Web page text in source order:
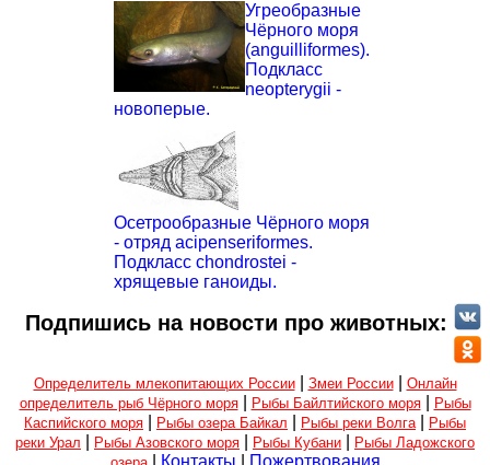
Угреобразные
Чёрного моря
(anguilliformes).
Подкласс
neopterygii -
новоперые.
Осетрообразные Чёрного моря
- отряд acipenseriformes.
Подкласс chondrostei -
хрящевые ганоиды.
Подпишись на новости про животных:
Определитель млекопитающих России| Змеи России| Онлайн
определитель рыб Чёрного моря| Рыбы Байлтийского моря|
Рыбы
Каспийского моря
Рыбы озера Байкал Рыбы реки Волга|
Рыбы
реки Урал
Рыбы Азовского моря Рыбы Кубани
Рыбы Ладожского